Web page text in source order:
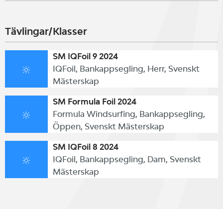
Tävlingar/Klasser
SM IQFoil 9 2024
IQFoil, Bankappsegling, Herr, Svenskt
Mästerskap
SM Formula Foil 2024
Formula Windsurfing, Bankappsegling,
Öppen, Svenskt Mästerskap
SM IQFoil 8 2024
IQFoil, Bankappsegling, Dam, Svenskt
Mästerskap